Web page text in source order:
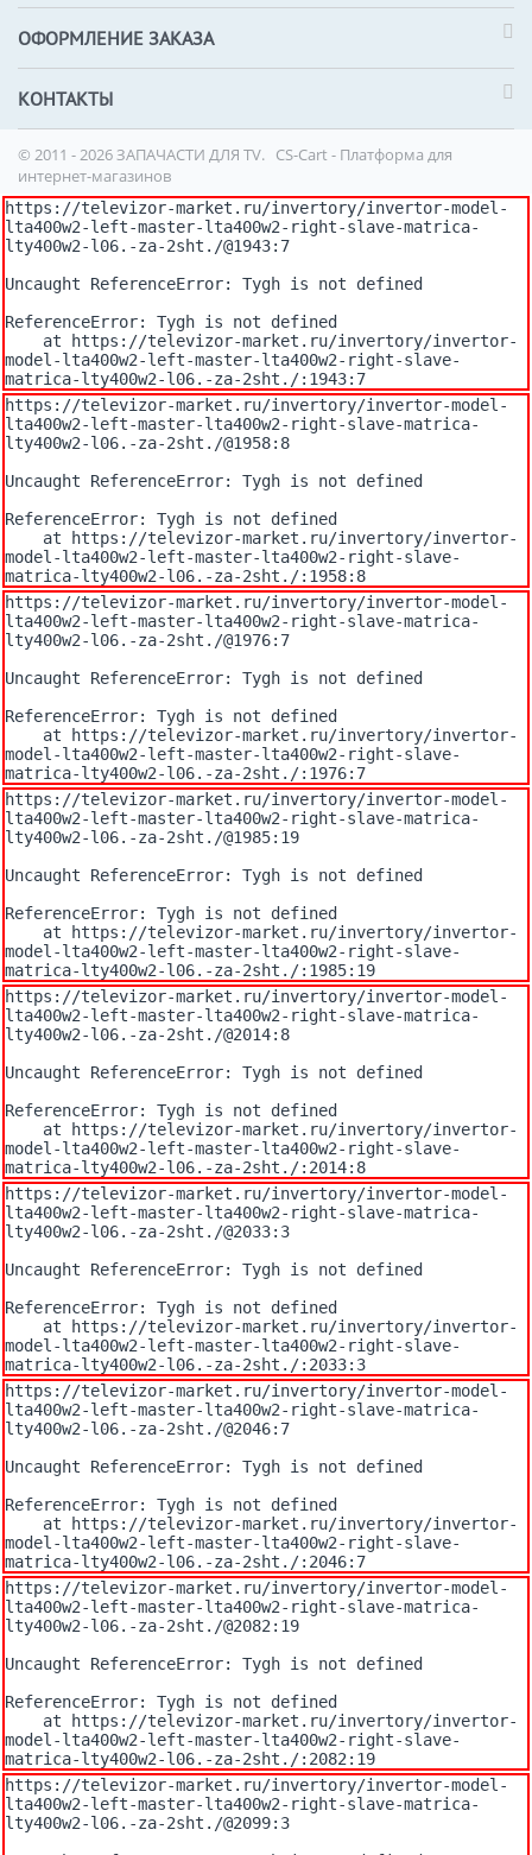
ОФОРМЛЕНИЕ ЗАКАЗА
КОНТАКТЫ
© 2011 - 2026 ЗАПАЧАСТИ ДЛЯ TV. CS-Cart - Платформа для
интернет-магазинов
https://televizor-market.ru/invertory/invertor-model-
lta400w2-left-master-lta400w2-right-slave-matrica-
lty400w2-l06.-za-2sht./@1943:7
Uncaught ReferenceError: Tygh is not defined
ReferenceError: Tygh is not defined
model-lta400w2-left-master-lta400w2-right-slave-
matrica-lty400w2-l06.-za-2sht./:1943:7
https://televizor-market.ru/invertory/invertor-model-
lta400w2-left-master-lta400w2-right-slave-matrica-
lty400w2-l06.-za-2sht./@1958:8
Uncaught ReferenceError: Tygh is not defined
ReferenceError: Tygh is not defined
model-lta400w2-left-master-lta400w2-right-slave-
matrica-lty400w2-l06.-za-2sht./:1958:8
https://televizor-market.ru/invertory/invertor-model-
lta400w2-left-master-lta400w2-right-slave-matrica-
lty400w2-l06.-za-2sht./@1976:7
Uncaught ReferenceError: Tygh is not defined
ReferenceError: Tygh is not defined
model-lta400w2-left-master-lta400w2-right-slave-
matrica-lty400w2-l06.-za-2sht./:1976:7
https://televizor-market.ru/invertory/invertor-model-
lta400w2-left-master-lta400w2-right-slave-matrica-
lty400w2-l06.-za-2sht./@1985:19
Uncaught ReferenceError: Tygh is not defined
ReferenceError: Tygh is not defined
model-lta400w2-left-master-lta400w2-right-slave-
matrica-lty400w2-l06.-za-2sht./:1985:19
https://televizor-market.ru/invertory/invertor-model-
lta400w2-left-master-lta400w2-right-slave-matrica-
lty400w2-l06.-za-2sht./@2014:8
Uncaught ReferenceError: Tygh is not defined
ReferenceError: Tygh is not defined
model-lta400w2-left-master-lta400w2-right-slave-
matrica-lty400w2-l06.-za-2sht./:2014:8
https://televizor-market.ru/invertory/invertor-model-
lta400w2-left-master-lta400w2-right-slave-matrica-
lty400w2-l06.-za-2sht./@2033:3
Uncaught ReferenceError: Tygh is not defined
ReferenceError: Tygh is not defined
model-lta400w2-left-master-lta400w2-right-slave-
matrica-lty400w2-l06.-za-2sht./:2033:3
https://televizor-market.ru/invertory/invertor-model-
lta400w2-left-master-lta400w2-right-slave-matrica-
lty400w2-l06.-za-2sht./@2046:7
Uncaught ReferenceError: Tygh is not defined
ReferenceError: Tygh is not defined
model-lta400w2-left-master-lta400w2-right-slave-
matrica-lty400w2-l06.-za-2sht./:2046:7
https://televizor-market.ru/invertory/invertor-model-
lta400w2-left-master-lta400w2-right-slave-matrica-
lty400w2-l06.-za-2sht./@2082:19
Uncaught ReferenceError: Tygh is not defined
ReferenceError: Tygh is not defined
model-lta400w2-left-master-lta400w2-right-slave-
matrica-lty400w2-l06.-za-2sht./:2082:19
https://televizor-market.ru/invertory/invertor-model-
lta400w2-left-master-lta400w2-right-slave-matrica-
lty400w2-l06.-za-2sht./@2099:3